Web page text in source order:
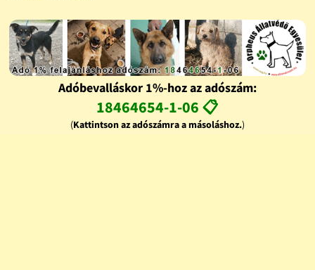
Adóbevalláskor 1%-hoz az adószám:
18464654-1-06 📋
(Kattintson az adószámra a másoláshoz.)